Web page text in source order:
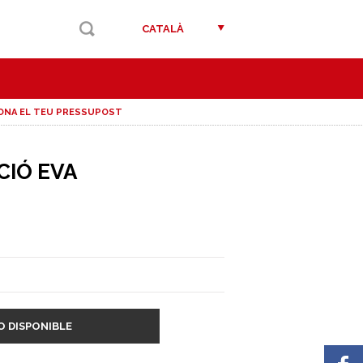
CATALÀ
EL TEU PRESSUPOST
EVA
DISPONIBLE